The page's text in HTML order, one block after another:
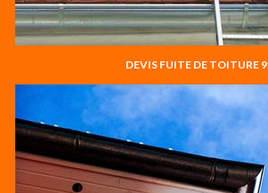
DEVIS FUITE DE TOITURE